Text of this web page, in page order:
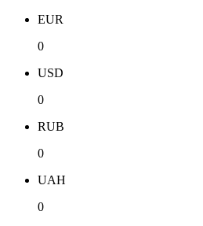
EUR
0
USD
0
RUB
0
UAH
0